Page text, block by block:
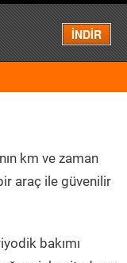
İNDİR
Menü
km ve zaman
bir araç ile güvenilir
bakımı